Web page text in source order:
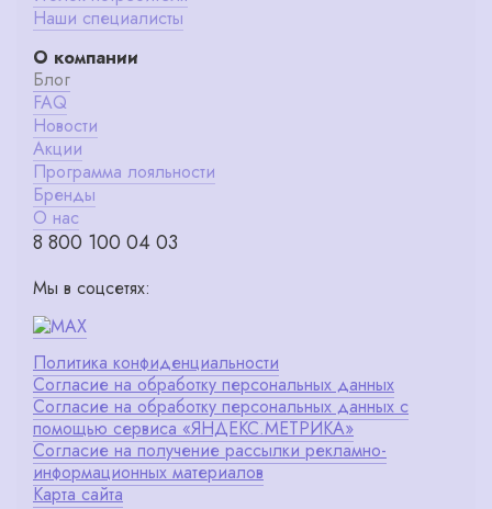
Наши специалисты
О компании
Блог
FAQ
Новости
Акции
Программа лояльности
Бренды
О нас
8 800 100 04 03
Мы в соцсетях:
Политика конфиденциальности
Согласие на обработку персональных данных
Согласие на обработку персональных данных с
помощью сервиса «ЯНДЕКС.МЕТРИКА»
Согласие на получение рассылки рекламно-
информационных материалов
Карта сайта